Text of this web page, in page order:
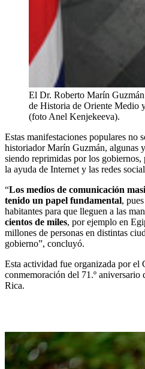
El Dr. Roberto Marín
de Historia de Oriente Medio
(foto Anel Kenjekeeva).
Estas manifestaciones populares no
historiador Marín Guzmán, algunas
siendo reprimidas por los
la ayuda de Internet y las redes
“Los medios de comunicación
tenido un papel fundamental,
habitantes para que lleguen a las
cientos de miles, por ejemplo en
millones de personas en distintas
gobierno”, concluyó.
Esta actividad fue organizada por el
conmemoración del 71.º aniversario
Rica.